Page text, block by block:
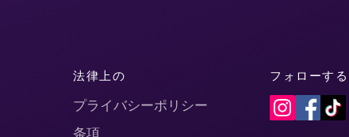
法律上の
プライバシーポリシー
フォローする